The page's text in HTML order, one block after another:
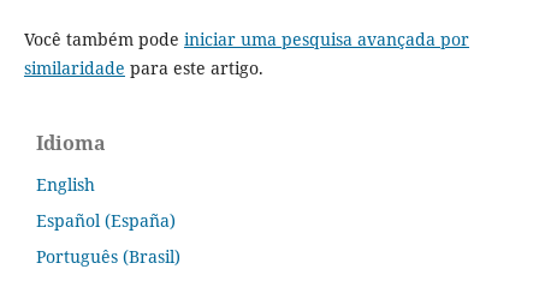
Você também pode iniciar uma pesquisa avançada por
similaridade para este artigo.
Idioma
English
Español (España)
Português (Brasil)